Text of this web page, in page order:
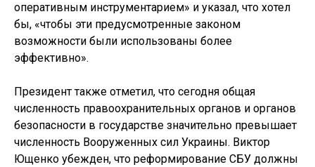
оперативным инструментарием» и указал, что хотел
бы, «чтобы эти предусмотренные законом
возможности были использованы более
эффективно».
Президент также отметил, что сегодня общая
численность правоохранительных органов и органов
безопасности в государстве значительно превышает
численность Вооруженных сил Украины. Виктор
Ющенко убежден, что реформирование СБУ должны